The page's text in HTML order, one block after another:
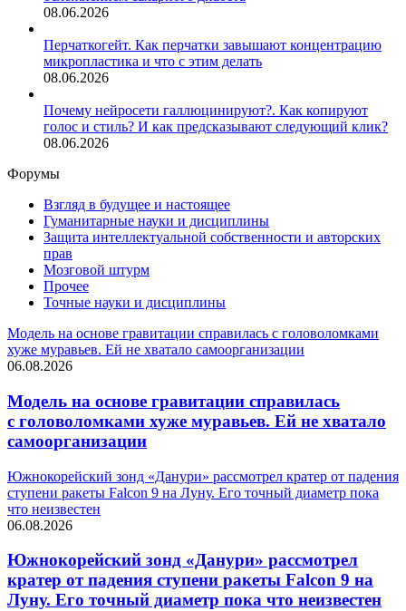
08.06.2026
Перчаткогейт. Как перчатки завышают концентрацию
микропластика и что с этим делать
08.06.2026
Почему нейросети галлюцинируют?. Как копируют
голос и стиль? И как предсказывают следующий клик?
08.06.2026
Форумы
Взгляд в будущее и настоящее
Гуманитарные науки и дисциплины
Защита интеллектуальной собственности и авторских
прав
Мозговой штурм
Прочее
Точные науки и дисциплины
Модель на основе гравитации справилась с головоломками
хуже муравьев. Ей не хватало самоорганизации
06.08.2026
Модель на основе гравитации справилась
с головоломками хуже муравьев. Ей не хватало
самоорганизации
Южнокорейский зонд «Данури» рассмотрел кратер от падения
ступени ракеты Falcon 9 на Луну. Его точный диаметр пока
что неизвестен
06.08.2026
Южнокорейский зонд «Данури» рассмотрел
кратер от падения ступени ракеты Falcon 9 на
Луну. Его точный диаметр пока что неизвестен